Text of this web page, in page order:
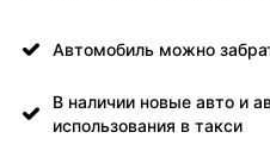
Автомобиль можно
В наличии новые авто и
использования в такси